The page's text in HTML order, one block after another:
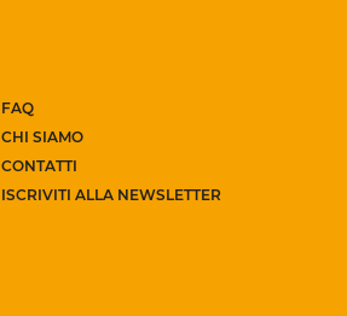
FAQ
CHI SIAMO
CONTATTI
ISCRIVITI ALLA NEWSLETTER